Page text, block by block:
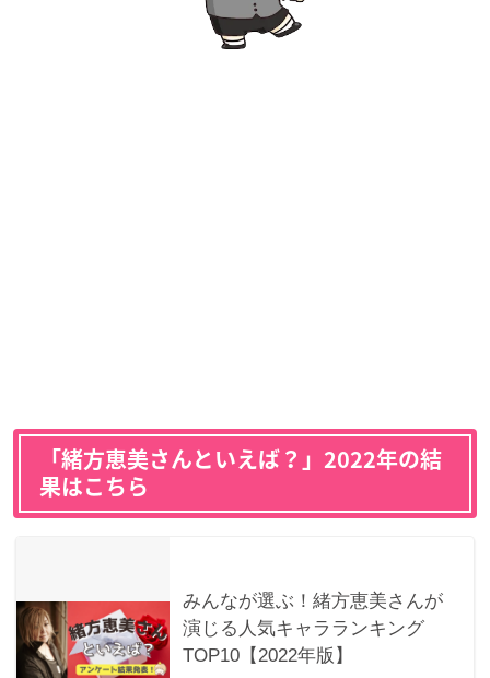
「緒方恵美さんといえば？」2022年の結
果はこちら